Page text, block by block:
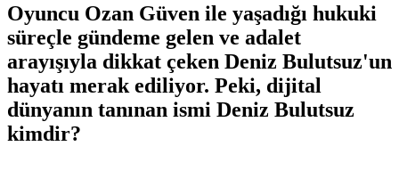
Oyuncu Ozan Güven ile yaşadığı hukuki
süreçle gündeme gelen ve adalet
arayışıyla dikkat çeken Deniz Bulutsuz'un
hayatı merak ediliyor. Peki, dijital
dünyanın tanınan ismi Deniz Bulutsuz
kimdir?